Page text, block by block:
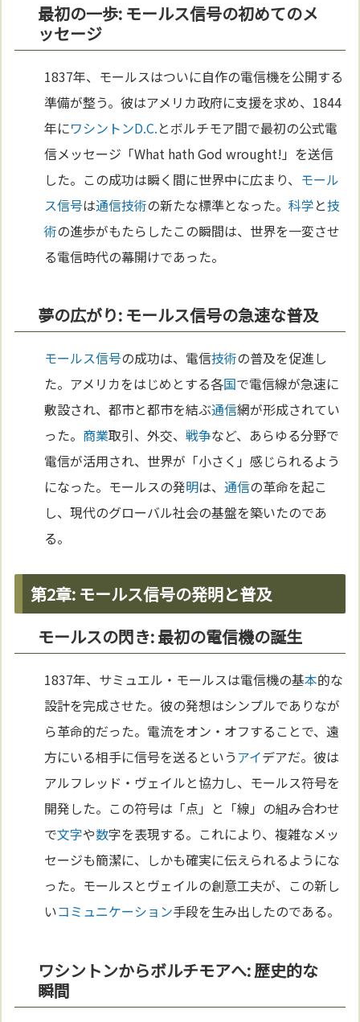
最初の一歩: モールス信号の初めてのメ
ッセージ
1837年、モールスはついに自作の電信機を公開する
準備が整う。彼はアメリカ政府に支援を求め、1844
年にワシントンD.C.とボルチモア間で最初の公式電
信メッセージ「What hath God wrought!」を送信
した。この成功は瞬く間に世界中に広まり、 モール
ス信号は通信技術の新たな標準となった。科学と技
術の進歩がもたらしたこの瞬間は、世界を一変させ
る電信時代の幕開けであった。
夢の広がり: モールス信号の急速な普及
モールス信号の成功は、電信技術の普及を促進し
た。アメリカをはじめとする各国で電信線が急速に
敷設され、都市と都市を結ぶ通信網が形成されてい
った。 商業取引、外交、戦争など、あらゆる分野で
電信が活用され、世界が「小さく」感じられるよう
になった。モールスの発明は、通信の革命を起こ
し、現代のグローバル社会の基盤を築いたのであ
る。
第2章: モールス信号の発明と普及
モールスの閃き: 最初の電信機の誕生
1837年、サミュエル・モールスは電信機の基本的な
設計を完成させた。彼の発想はシンプルでありなが
ら革命的だった。電流をオン・オフすることで、遠
方にいる相手に信号を送るというアイデアだ。彼は
アルフレッド・ヴェイルと協力し、モールス符号を
開発した。この符号は「点」と「線」の組み合わせ
で文字や数字を表現する。これにより、複雑なメッ
セージも簡潔に、しかも確実に伝えられるようにな
った。モールスとヴェイルの創意工夫が、この新し
いコミュニケーション手段を生み出したのである。
ワシントンからボルチモアへ: 歴史的な
瞬間